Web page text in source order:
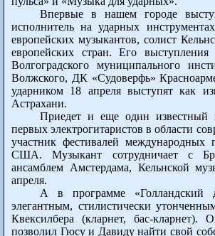
Впервые в нашем городе
исполнитель на ударных
европейских музыкантов, солист
европейских стран. Его
Волгоградского муниципального
Волжского, ДК «Судоверфь»
ударником 18 апреля выступят как
Астрахани.
Приедет и еще один известный
первых электрогитаристов в области
участник фестивалей
США. Музыкант сотрудничает с
ансамблем Амстердама, Кельнской
апреля.
А в программе «Голландский
элегантным, стилистически
Квексилбера (кларнет, бас-
позволил Гюсу и Давиду найти свой